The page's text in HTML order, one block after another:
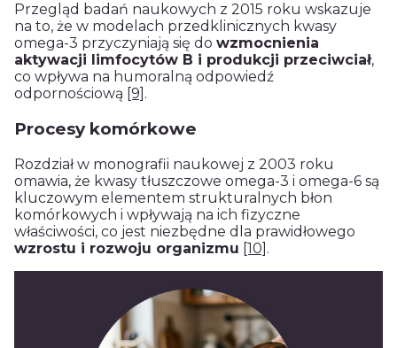
Przegląd badań naukowych z 2015 roku wskazuje
na to, że w modelach przedklinicznych kwasy
omega-3 przyczyniają się do wzmocnienia
aktywacji limfocytów B i produkcji przeciwciał,
co wpływa na humoralną odpowiedź
odpornościową [9] .
Procesy komórkowe
Rozdział w monografii naukowej z 2003 roku
omawia, że kwasy tłuszczowe omega-3 i omega-6 są
kluczowym elementem strukturalnych błon
komórkowych i wpływają na ich fizyczne
właściwości, co jest niezbędne dla prawidłowego
wzrostu i rozwoju organizmu [10] .